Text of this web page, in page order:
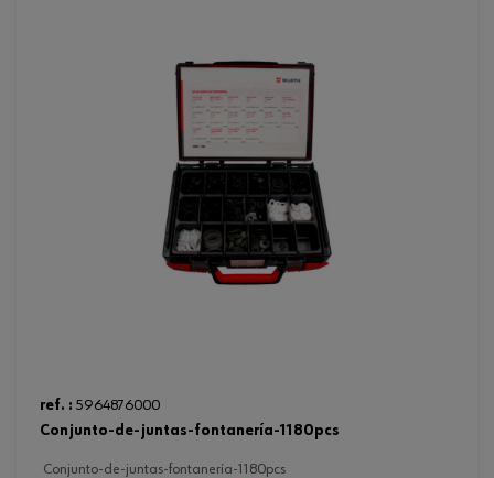
ref. : 5964876000
conjunto-de-juntas-fontanería-1180pcs
conjunto-de-juntas-fontanería-1180pcs